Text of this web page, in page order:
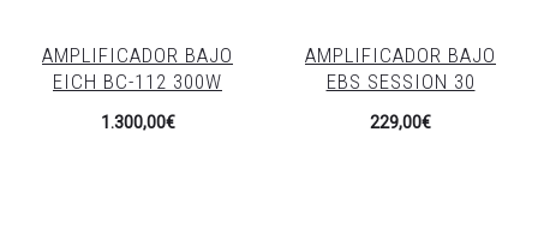
AMPLIFICADOR BAJO
EICH BC-112 300W
1.300,00€
AMPLIFICADOR BAJO
EBS SESSION 30
229,00€